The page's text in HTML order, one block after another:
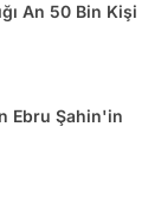
An 50 Bin Kişi
Ebru Şahin'in